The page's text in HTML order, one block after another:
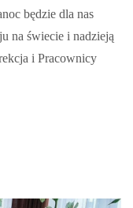
będzie dla nas
na świecie i nadzieją
i Pracownicy